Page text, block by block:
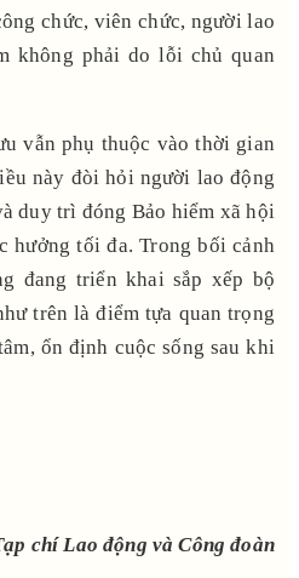
chức, viên chức, người lao
không phải do lỗi chủ quan
vẫn phụ thuộc vào thời gian
này đòi hỏi người lao động
duy trì đóng Bảo hiểm xã hội
hưởng tối đa. Trong bối cảnh
đang triển khai sắp xếp bộ
trên là điểm tựa quan trọng
ổn định cuộc sống sau khi
chí Lao động và Công đoàn